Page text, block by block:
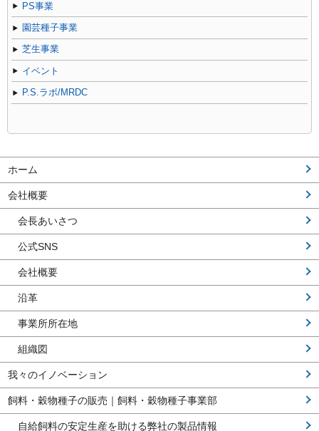
PS事業
園芸種子事業
芝生事業
イベント
P.S.ラボ/MRDC
ホーム
会社概要
会長あいさつ
公式SNS
会社概要
沿革
事業所所在地
組織図
我々のイノベーション
飼料・穀物種子の販売｜飼料・穀物種子事業部
自給飼料の安定生産を助ける弊社の製品情報